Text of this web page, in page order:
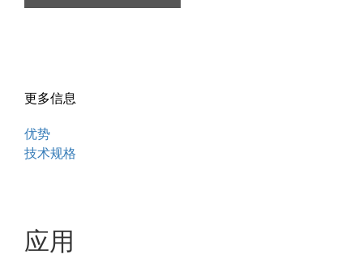
更多信息
优势
技术规格
应用